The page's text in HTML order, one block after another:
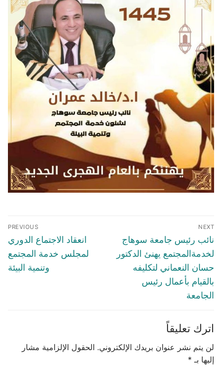
تصفّح
المقالات
PREVIOUS
Previous
post:
انعقاد الاجتماع الدوري
لمجلس خدمة المجتمع
وتنمية البيئة
NEXT
Next
post:
نائب رئيس جامعة سوهاج
لخدمةالمجتمع يهنئ الدكتور
حسان النعماني لتكليفه
بالقيام بأعمال رئيس
الجامعة
اترك تعليقاً
لن يتم نشر عنوان بريدك الإلكتروني. الحقول الإلزامية مشار
إليها بـ *